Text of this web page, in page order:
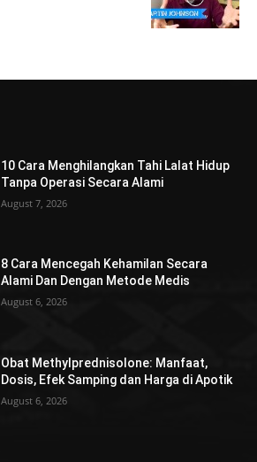
10 Cara Menghilangkan Tahi Lalat Hidup
Tanpa Operasi Secara Alami
August 7, 2026
8 Cara Mencegah Kehamilan Secara
Alami Dan Dengan Metode Medis
August 6, 2026
Obat Methylprednisolone: Manfaat,
Dosis, Efek Samping dan Harga di Apotik
August 6, 2026